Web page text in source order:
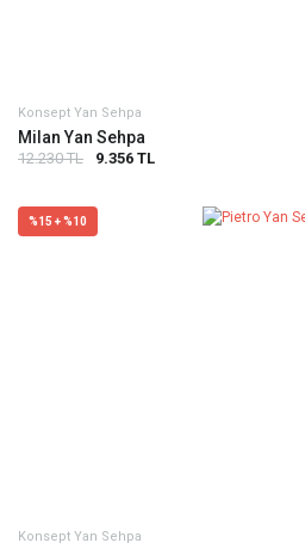
Konsept Yan Sehpa
Milan Yan Sehpa
12.230 TL 9.356 TL
%15 + %10
Konsept Yan Sehpa